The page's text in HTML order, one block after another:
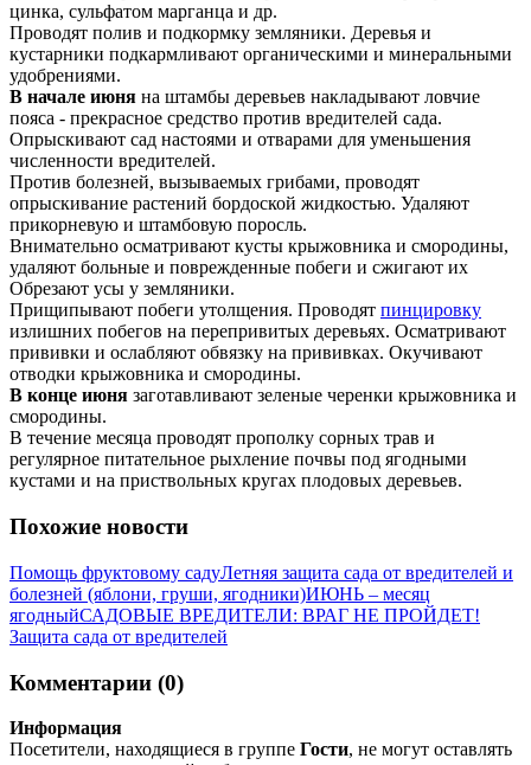
цинка, сульфатом марганца и др.
Проводят полив и подкормку земляники. Деревья и
кустарники подкармливают органическими и минеральными
удобрениями.
В начале июня на штамбы деревьев накладывают ловчие
пояса - прекрасное средство против вредителей сада.
Опрыскивают сад настоями и отварами для уменьшения
численности вредителей.
Против болезней, вызываемых грибами, проводят
опрыскивание растений бордоской жидкостью. Удаляют
прикорневую и штамбовую поросль.
Внимательно осматривают кусты крыжовника и смородины,
удаляют больные и поврежденные побеги и сжигают их
Обрезают усы у земляники.
Прищипывают побеги утолщения. Проводят пинцировку
излишних побегов на перепривитых деревьях. Осматривают
прививки и ослабляют обвязку на прививках. Окучивают
отводки крыжовника и смородины.
В конце июня заготавливают зеленые черенки крыжовника и
смородины.
В течение месяца проводят прополку сорных трав и
регулярное питательное рыхление почвы под ягодными
кустами и на приствольных кругах плодовых деревьев.
Похожие новости
Помощь фруктовому садуЛетняя защита сада от вредителей и
болезней (яблони, груши, ягодники)ИЮНЬ – месяц
ягодныйСАДОВЫЕ ВРЕДИТЕЛИ: ВРАГ НЕ ПРОЙДЕТ!
Защита сада от вредителей
Комментарии (0)
Информация
Посетители, находящиеся в группе Гости, не могут оставлять